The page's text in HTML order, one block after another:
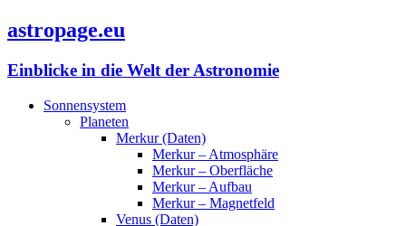
astropage.eu
Einblicke in die Welt der Astronomie
Sonnensystem
Planeten
Merkur (Daten)
Merkur – Atmosphäre
Merkur – Oberfläche
Merkur – Aufbau
Merkur – Magnetfeld
Venus (Daten)